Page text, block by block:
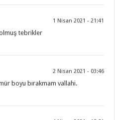
1 Nisan 2021 - 21:41
tebrikler
2 Nisan 2021 - 03:46
boyu bırakmam vallahi.